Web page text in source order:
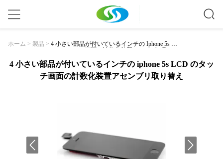
ホーム > 製品 > 4 小さい部品が付いているインチの Iphone 5s L
CD のタッチ画面の計数化装置アセンブリ取り
4 小さい部品が付いているインチの iphone 5s LCD のタッ
チ画面の計数化装置アセンブリ取り替え